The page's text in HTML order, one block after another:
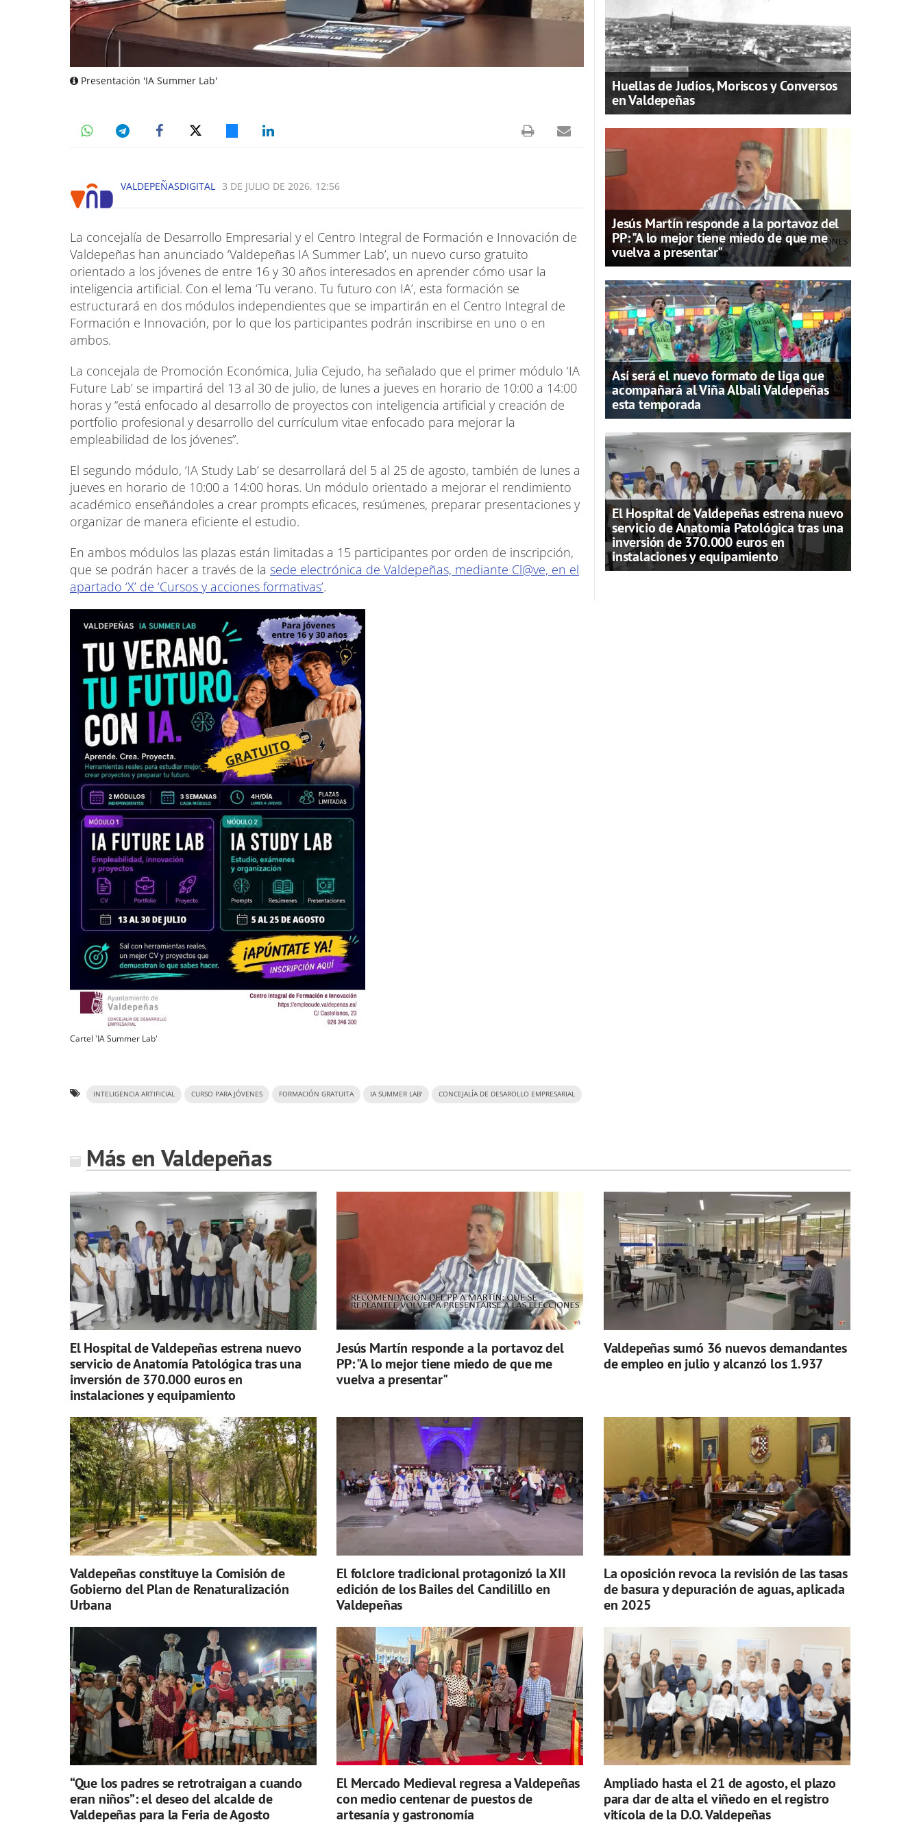
Presentación 'IA Summer Lab'
VALDEPEÑASDIGITAL 3 DE JULIO DE 2026, 12:56
La concejalía de Desarrollo Empresarial y el Centro Integral de Formación e Innovación de
Valdepeñas han anunciado ‘Valdepeñas IA Summer Lab’, un nuevo curso gratuito
orientado a los jóvenes de entre 16 y 30 años interesados en aprender cómo usar la
inteligencia artificial. Con el lema ‘Tu verano. Tu futuro con IA’, esta formación se
estructurará en dos módulos independientes que se impartirán en el Centro Integral de
Formación e Innovación, por lo que los participantes podrán inscribirse en uno o en
ambos.
La concejala de Promoción Económica, Julia Cejudo, ha señalado que el primer módulo ‘IA
Future Lab’ se impartirá del 13 al 30 de julio, de lunes a jueves en horario de 10:00 a 14:00
horas y “está enfocado al desarrollo de proyectos con inteligencia artificial y creación de
portfolio profesional y desarrollo del currículum vitae enfocado para mejorar la
empleabilidad de los jóvenes”.
El segundo módulo, ‘IA Study Lab’ se desarrollará del 5 al 25 de agosto, también de lunes a
jueves en horario de 10:00 a 14:00 horas. Un módulo orientado a mejorar el rendimiento
académico enseñándoles a crear prompts eficaces, resúmenes, preparar presentaciones y
organizar de manera eficiente el estudio.
En ambos módulos las plazas están limitadas a 15 participantes por orden de inscripción,
que se podrán hacer a través de la sede electrónica de Valdepeñas, mediante Cl@ve, en el
apartado ‘X’ de ‘Cursos y acciones formativas’.
Cartel 'IA Summer Lab'
INTELIGENCIA ARTIFICIAL CURSO PARA JÓVENES FORMACIÓN GRATUITA IA SUMMER LAB' CONCEJALÍA DE DESAROLLO EMPRESARIAL
Huellas de Judíos, Moriscos y Conversos
en Valdepeñas
Jesús Martín responde a la portavoz del
PP: "A lo mejor tiene miedo de que me
vuelva a presentar"
Así será el nuevo formato de liga que
acompañará al Viña Albali Valdepeñas
esta temporada
El Hospital de Valdepeñas estrena nuevo
servicio de Anatomía Patológica tras una
inversión de 370.000 euros en
instalaciones y equipamiento
Más en Valdepeñas
El Hospital de Valdepeñas estrena nuevo
servicio de Anatomía Patológica tras una
inversión de 370.000 euros en
instalaciones y equipamiento
Jesús Martín responde a la portavoz del
PP: "A lo mejor tiene miedo de que me
vuelva a presentar"
Valdepeñas sumó 36 nuevos demandantes
de empleo en julio y alcanzó los 1.937
Valdepeñas constituye la Comisión de
Gobierno del Plan de Renaturalización
Urbana
El folclore tradicional protagonizó la XII
edición de los Bailes del Candilillo en
Valdepeñas
La oposición revoca la revisión de las tasas
de basura y depuración de aguas, aplicada
en 2025
“Que los padres se retrotraigan a cuando
eran niños”: el deseo del alcalde de
Valdepeñas para la Feria de Agosto
El Mercado Medieval regresa a Valdepeñas
con medio centenar de puestos de
artesanía y gastronomía
Ampliado hasta el 21 de agosto, el plazo
para dar de alta el viñedo en el registro
vitícola de la D.O. Valdepeñas